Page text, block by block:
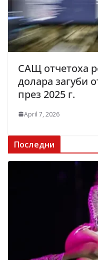
САЩ отчетоха
долара загуби
през 2025 г.
April 7, 2026
Последни